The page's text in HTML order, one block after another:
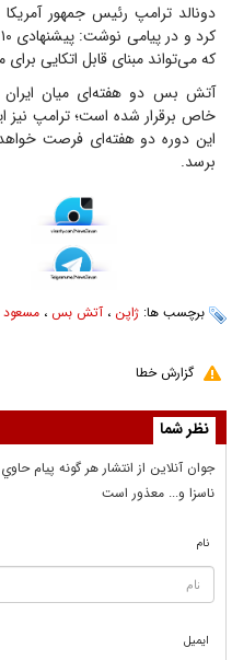
دونالد ترامپ رئیس جمهور
که می‌تواند مبنای قابل اتکایی برای
آتش بس دو هفته‌ای میان ایران
خاص برقرار شده است؛ ترامپ نیز
این دوره دو هفته‌ای فرصت
برسد.
برچسب ها: ژاپن ، آتش بس ، مسعود
گزارش خطا
نظر شما
جوان آنلاين از انتشار هر گونه پيام
ناسزا و... معذور است
نام
ایمیل